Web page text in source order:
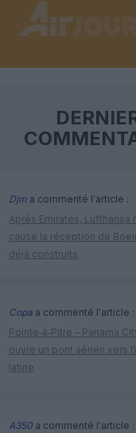
Djm a commenté l'article :
Après Emirates, Lufthansa
cause la réception de
déjà construits
Copa a commenté l'article :
Pointe‑à‑Pitre – Panama
ouvre un pont aérien vers
latine
A350 a commenté l'article :